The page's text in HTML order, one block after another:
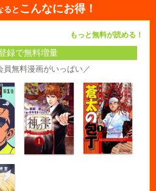
ると こんなにお得！
もっと無料が読める！
録で無料増量
員無料漫画がいっぱい／